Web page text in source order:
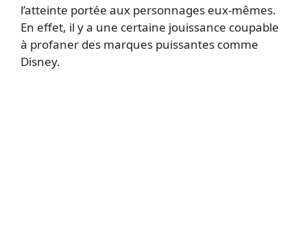
l’atteinte portée aux personnages eux-mêmes.
En effet, il y a une certaine jouissance coupable
à profaner des marques puissantes comme
Disney.